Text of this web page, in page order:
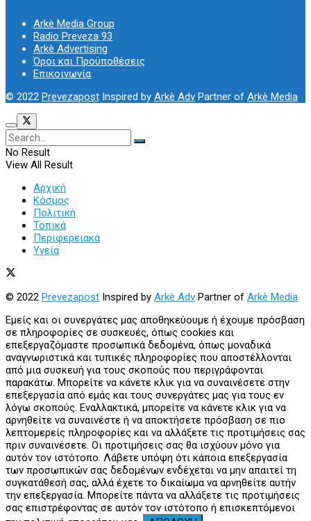
Arkè Media Group
Radio Preveza 93
Arkè Advertising
Όροι και Προϋποθέσεις
Επικοινωνία
© 2022 Prevezapost Inspired by Arkè Adv Partner of Arkè Media
No Result
View All Result
Αρχική
Κόσμος
Πολιτική
Τοπικά
Περιφερειακά
Υγεία
© 2022 Prevezapost Inspired by Arkè Adv Partner of Arkè Media
Εμείς και οι συνεργάτες μας αποθηκεύουμε ή έχουμε πρόσβαση
σε πληροφορίες σε συσκευές, όπως cookies και
επεξεργαζόμαστε προσωπικά δεδομένα, όπως μοναδικά
αναγνωριστικά και τυπικές πληροφορίες που αποστέλλονται
από μια συσκευή για τους σκοπούς που περιγράφονται
παρακάτω. Μπορείτε να κάνετε κλικ για να συναινέσετε στην
επεξεργασία από εμάς και τους συνεργάτες μας για τους εν
λόγω σκοπούς. Εναλλακτικά, μπορείτε να κάνετε κλικ για να
αρνηθείτε να συναινέστε ή να αποκτήσετε πρόσβαση σε πιο
λεπτομερείς πληροφορίες και να αλλάξετε τις προτιμήσεις σας
πριν συναινέσετε. Οι προτιμήσεις σας θα ισχύουν μόνο για
αυτόν τον ιστότοπο. Λάβετε υπόψη ότι κάποια επεξεργασία
των προσωπικών σας δεδομένων ενδέχεται να μην απαιτεί τη
συγκατάθεσή σας, αλλά έχετε το δικαίωμα να αρνηθείτε αυτήν
την επεξεργασία. Μπορείτε πάντα να αλλάξετε τις προτιμήσεις
σας επιστρέφοντας σε αυτόν τον ιστότοπο ή επισκεπτόμενοι